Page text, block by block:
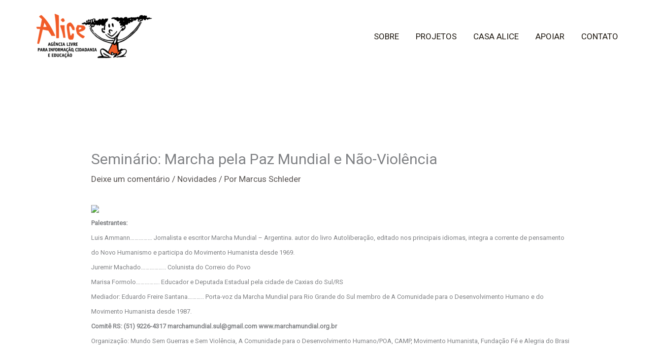
SOBRE PROJETOS CASA ALICE APOIAR CONTATO
Seminário: Marcha pela Paz Mundial e Não-Violência
Deixe um comentário / Novidades / Por Marcus Schleder
Palestrantes:
Luis Ammann…………… Jornalista e escritor Marcha Mundial – Argentina. autor do livro Autoliberação, editado nos principais idiomas, integra a corrente de pensamento
do Novo Humanismo e participa do Movimento Humanista desde 1969.
Juremir Machado…………….. Colunista do Correio do Povo
Marisa Formolo……………. Educador e Deputada Estadual pela cidade de Caxias do Sul/RS
Mediador: Eduardo Freire Santana……….. Porta-voz da Marcha Mundial para Rio Grande do Sul membro de A Comunidade para o Desenvolvimento Humano e do
Movimento Humanista desde 1987.
Comitê RS: (51) 9226-4317 marchamundial.sul@gmail.com www.marchamundial.org.br
Organização: Mundo Sem Guerras e Sem Violência, A Comunidade para o Desenvolvimento Humano/POA, CAMP, Movimento Humanista, Fundação Fé e Alegria do Brasi